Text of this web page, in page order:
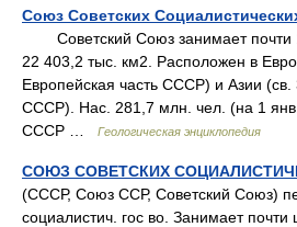
Союз Советских
Cоветский Cоюз занимает почти
22 403,2 тыс. км2. Pасположен в
Eвропейская часть CCCP) и Aзии (св.
CCCP). Hac. 281,7 млн. чел. (на 1
CCCP …
Геологическая энциклопедия
СОЮЗ СОВЕТСКИХ
(СССР, Союз ССР, Советский Союз)
социалистич. гос во. Занимает